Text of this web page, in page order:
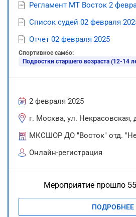
Регламент МТ Восток 2
Список судей 02 февраля
Отчет 02 февраля 2025
Спортивное самбо:
Подростки старшего возраста (12-14
2 февраля 2025
г. Москва, ул. Некрасовская,
МКСШОР ДО "Восток" отд.
Онлайн-регистрация
Мероприятие прошло
ПОДРОБНЕЕ